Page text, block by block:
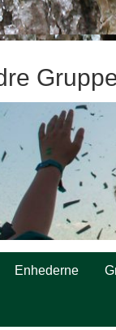
Enhederne